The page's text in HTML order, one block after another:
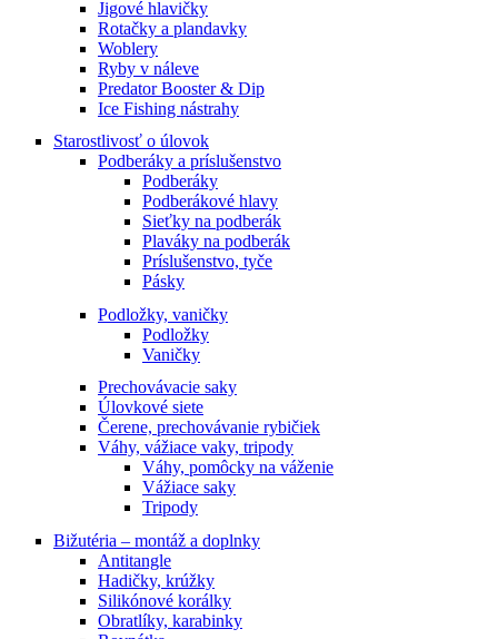
Jigové hlavičky
Rotačky a plandavky
Woblery
Ryby v náleve
Predator Booster & Dip
Ice Fishing nástrahy
Starostlivosť o úlovok
Podberáky a príslušenstvo
Podberáky
Podberákové hlavy
Sieťky na podberák
Plaváky na podberák
Príslušenstvo, tyče
Pásky
Podložky, vaničky
Podložky
Vaničky
Prechovávacie saky
Úlovkové siete
Čerene, prechovávanie rybičiek
Váhy, vážiace vaky, tripody
Váhy, pomôcky na váženie
Vážiace saky
Tripody
Bižutéria – montáž a doplnky
Antitangle
Hadičky, krúžky
Silikónové korálky
Obratlíky, karabinky